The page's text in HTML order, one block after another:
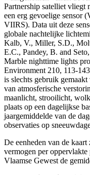
Partnership satelliet vliegt
een erg gevoelige sensor
VIIRS). Data uit deze
globale nachtelijke
Kalb, V., Miller, S.D.,
E.C., Pandey, B. and
Marble nighttime lights
Environment 210, 113-
is slechts gebruik
van atmosferische
maanlicht, strooilicht,
plaats op een dagelijkse
jaargemiddelde van de
observaties op
De eenheden van de
vermogen per
Vlaamse Gewest de